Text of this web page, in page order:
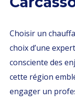
Choisir un
choix d’une
consciente des
cette région
engager un